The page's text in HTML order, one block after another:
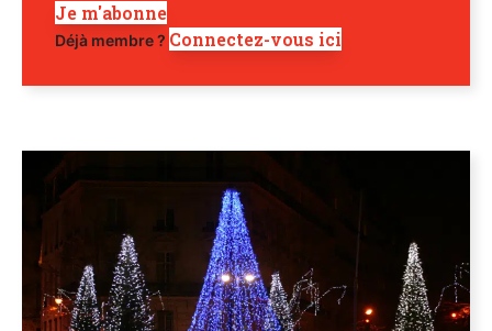
Je m'abonne
Déjà membre ? Connectez-vous ici